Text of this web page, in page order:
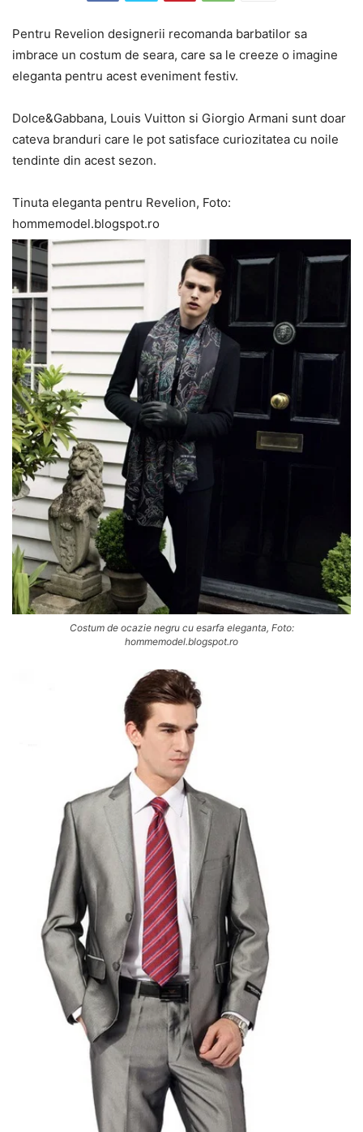
Pentru Revelion designerii recomanda barbatilor sa
imbrace un costum de seara, care sa le creeze o imagine
eleganta pentru acest eveniment festiv.
Dolce&Gabbana, Louis Vuitton si Giorgio Armani sunt doar
cateva branduri care le pot satisface curiozitatea cu noile
tendinte din acest sezon.
Tinuta eleganta pentru Revelion, Foto:
hommemodel.blogspot.ro
Costum de ocazie negru cu esarfa eleganta, Foto:
hommemodel.blogspot.ro